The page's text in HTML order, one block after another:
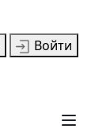
Войти